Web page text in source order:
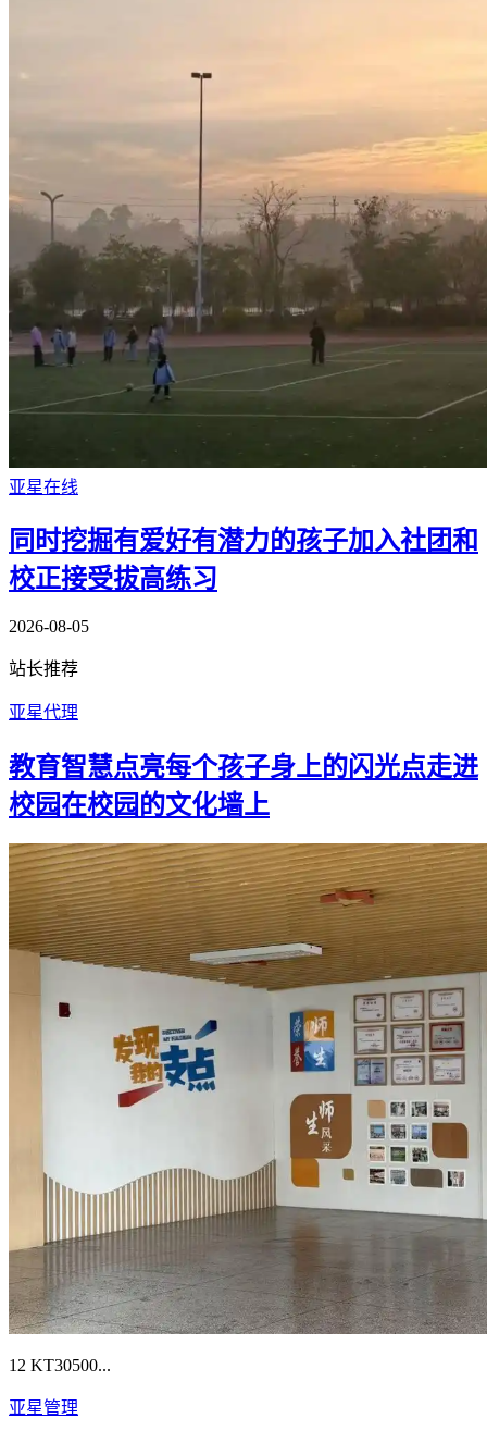
亚星在线
同时挖掘有爱好有潜力的孩子加入社团和
校正接受拔高练习
2026-08-05
站长推荐
亚星代理
教育智慧点亮每个孩子身上的闪光点走进
校园在校园的文化墙上
12 KT30500...
亚星管理